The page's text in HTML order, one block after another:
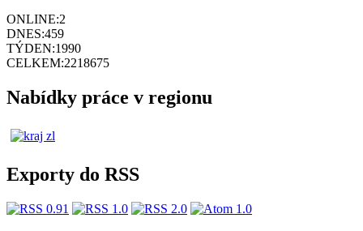
ONLINE:2
DNES:459
TÝDEN:1990
CELKEM:2218675
Nabídky práce v regionu
Exporty do RSS